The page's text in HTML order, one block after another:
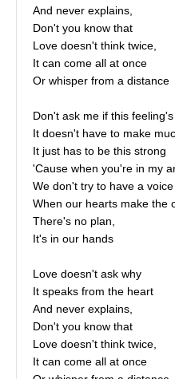
And never explains,
Don't you know that
Love doesn't think twice,
It can come all at once
Or whisper from a distance
Don't ask me if this
It doesn't have to make
It just has to be this strong
'Cause when you're in my
We don't try to have a voice
When our hearts make the
There's no plan,
It's in our hands
Love doesn't ask why
It speaks from the heart
And never explains,
Don't you know that
Love doesn't think twice,
It can come all at once